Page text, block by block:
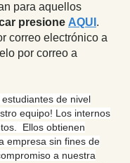
para aquellos
presione AQUI .
correo electrónico a
por correo a
de nivel
equipo! Los internos
Ellos obtienen
empresa sin fines de
a nuestra